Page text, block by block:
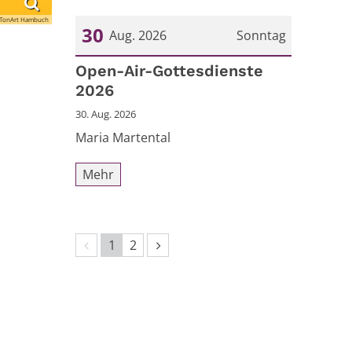
Hambuch
Sonntag
30 Aug. 2026
Datum: 30. August 2026
Open-Air-Gottesdienste
2026
30. Aug. 2026
Maria Martental
Mehr
Vorherige Seite
1 2 Nächste Seite